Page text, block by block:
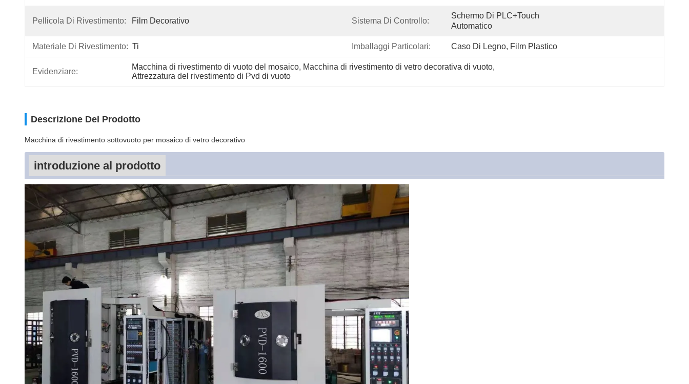
Pellicola Di Rivestimento: Film Decorativo Sistema Di Controllo:
Schermo Di PLC+Touch
Automatico
Materiale Di Rivestimento: Ti Imballaggi Particolari: Caso Di Legno, Film Plastico
Evidenziare:
Macchina di rivestimento di vuoto del mosaico, Macchina di rivestimento di vetro decorativa di vuoto,
Attrezzatura del rivestimento di Pvd di vuoto
Descrizione Del Prodotto
Macchina di rivestimento sottovuoto per mosaico di vetro decorativo
introduzione al prodotto